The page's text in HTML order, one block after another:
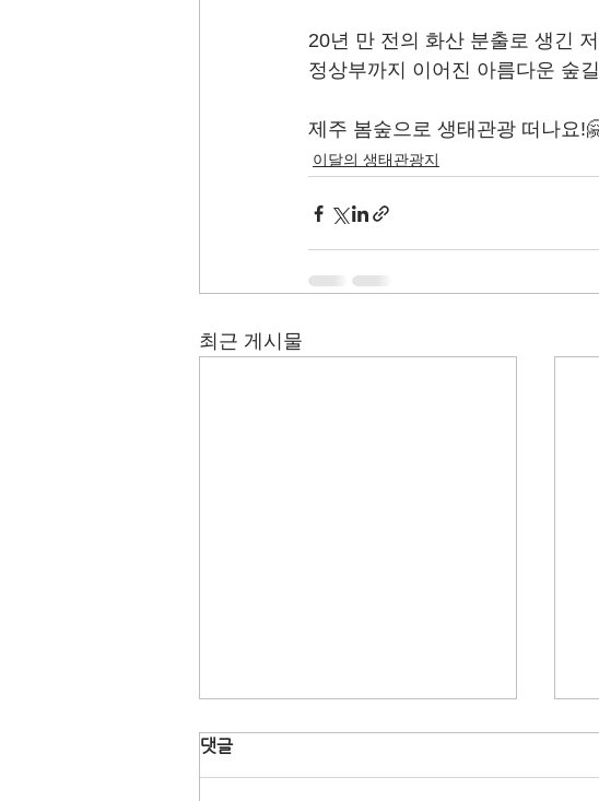
20년 만 전의 화산 분출로 생긴
정상부까지 이어진 아름다운 숲
제주 봄숲으로 생태관광 떠나요
이달의 생태관광지
최근 게시물
댓글